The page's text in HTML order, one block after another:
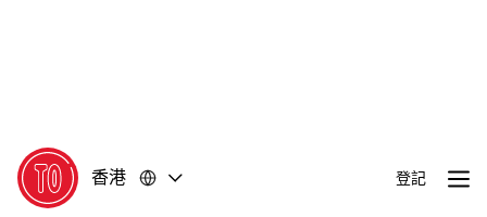
香港 登記